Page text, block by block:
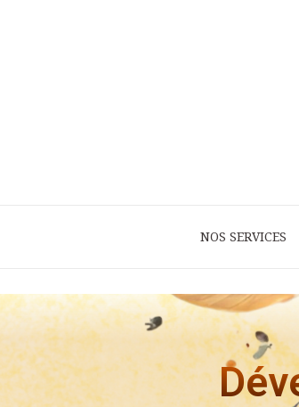
NOS SERVICES